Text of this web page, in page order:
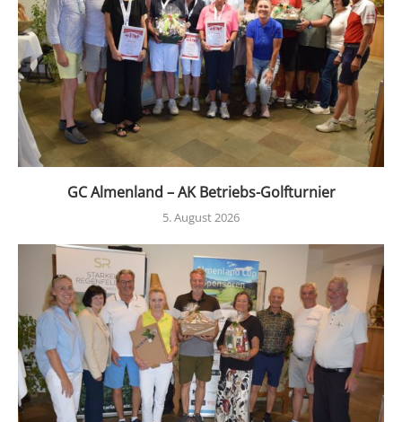
GC Almenland – AK Betriebs-Golfturnier
5. August 2026